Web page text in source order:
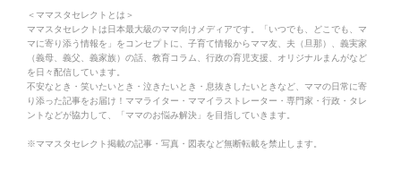
＜ママスタセレクトとは＞
ママスタセレクトは日本最大級のママ向けメディアです。「いつでも、どこでも、マ
マに寄り添う情報を」をコンセプトに、子育て情報からママ友、夫（旦那）、義実家
（義母、義父、義家族）の話、教育コラム、行政の育児支援、オリジナルまんがなど
を日々配信しています。
不安なとき・笑いたいとき・泣きたいとき・息抜きしたいときなど、ママの日常に寄
り添った記事をお届け！ママライター・ママイラストレーター・専門家・行政・タレ
ントなどが協力して、「ママのお悩み解決」を目指していきます。
※ママスタセレクト掲載の記事・写真・図表など無断転載を禁止します。